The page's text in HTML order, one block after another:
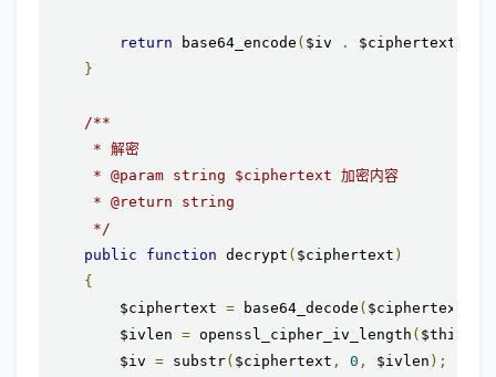
return base64_encode ( $iv . $ciphertext
}
/**
     * 解密
     * @param string $ciphertext 加密内容
     * @return string
     */
public
function decrypt ( $ciphertext )
{
        $ciphertext
= base64_decode ( $ciphertext
        $ivlen
= openssl_cipher_iv_length ( $this
        $iv
= substr( $ciphertext , 0 , $ivlen );